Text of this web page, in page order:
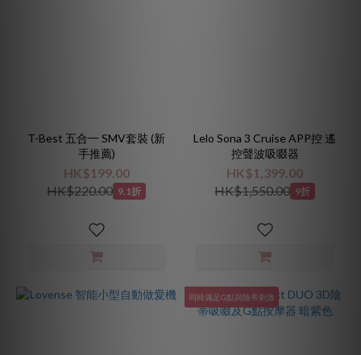
T-Best 五合一 SMV套裝 (新
手推薦)
HK$199.00
HK$220.00 9.1折
Lelo Sona 3 Cruise APP控 遙
控聲波吸啜器
HK$1,399.00
HK$1,550.00 9折
同時滿足G點與陰蒂刺激